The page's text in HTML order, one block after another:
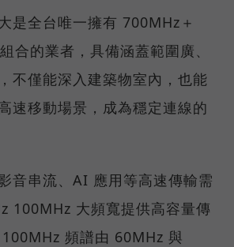
是全台唯一擁有 700MHz＋
合的業者，具備涵蓋範圍廣、
不僅能深入建築物室內，也能
速移動場景，成為穩定連線的
音串流、AI 應用等高速傳輸需
100MHz 大頻寬提供高容量傳
頻譜由 60MHz 與